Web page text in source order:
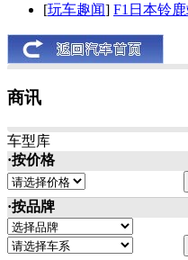
[玩车趣闻] F1日本铃
商讯
车型库
·按价格
·按品牌